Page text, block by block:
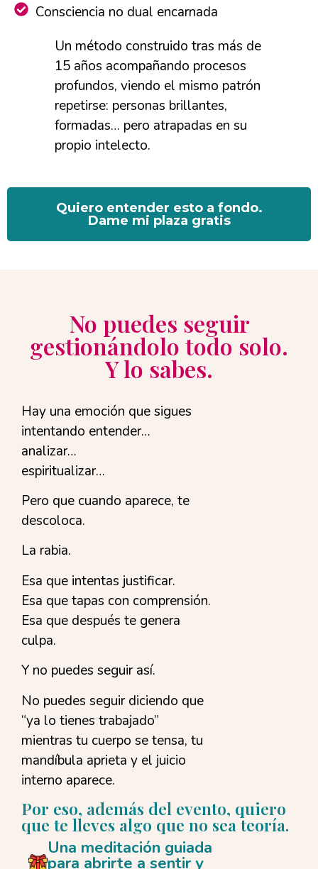
Consciencia no dual encarnada
Un método construido tras más de
15 años acompañando procesos
profundos, viendo el mismo patrón
repetirse: personas brillantes,
formadas… pero atrapadas en su
propio intelecto.
Quiero entender esto a fondo.
Dame mi plaza gratis
No puedes seguir
gestionándolo todo solo.
Y lo sabes.
Hay una emoción que sigues
intentando entender…
analizar…
espiritualizar…
Pero que cuando aparece, te
descoloca.
La rabia.
Esa que intentas justificar.
Esa que tapas con comprensión.
Esa que después te genera
culpa.
Y no puedes seguir así.
No puedes seguir diciendo que
“ya lo tienes trabajado”
mientras tu cuerpo se tensa, tu
mandíbula aprieta y el juicio
interno aparece.
Por eso, además del evento, quiero
que te lleves algo que no sea teoría.
Una meditación guiada
para abrirte a sentir y